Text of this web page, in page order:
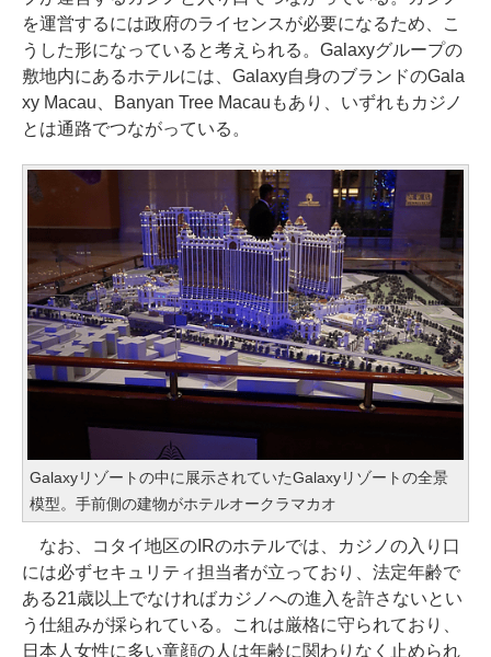
を運営するには政府のライセンスが必要になるため、こ
うした形になっていると考えられる。Galaxyグループの
敷地内にあるホテルには、Galaxy自身のブランドのGala
xy Macau、Banyan Tree Macauもあり、いずれもカジノ
とは通路でつながっている。
Galaxyリゾートの中に展示されていたGalaxyリゾートの全景
模型。手前側の建物がホテルオークラマカオ
なお、コタイ地区のIRのホテルでは、カジノの入り口
には必ずセキュリティ担当者が立っており、法定年齢で
ある21歳以上でなければカジノへの進入を許さないとい
う仕組みが採られている。これは厳格に守られており、
日本人女性に多い童顔の人は年齢に関わりなく止められ